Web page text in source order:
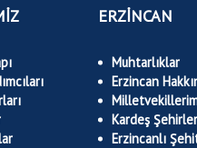
ERZİNCAN
Muhtarlıklar
Erzincan
Kardeş
Erzincanlı